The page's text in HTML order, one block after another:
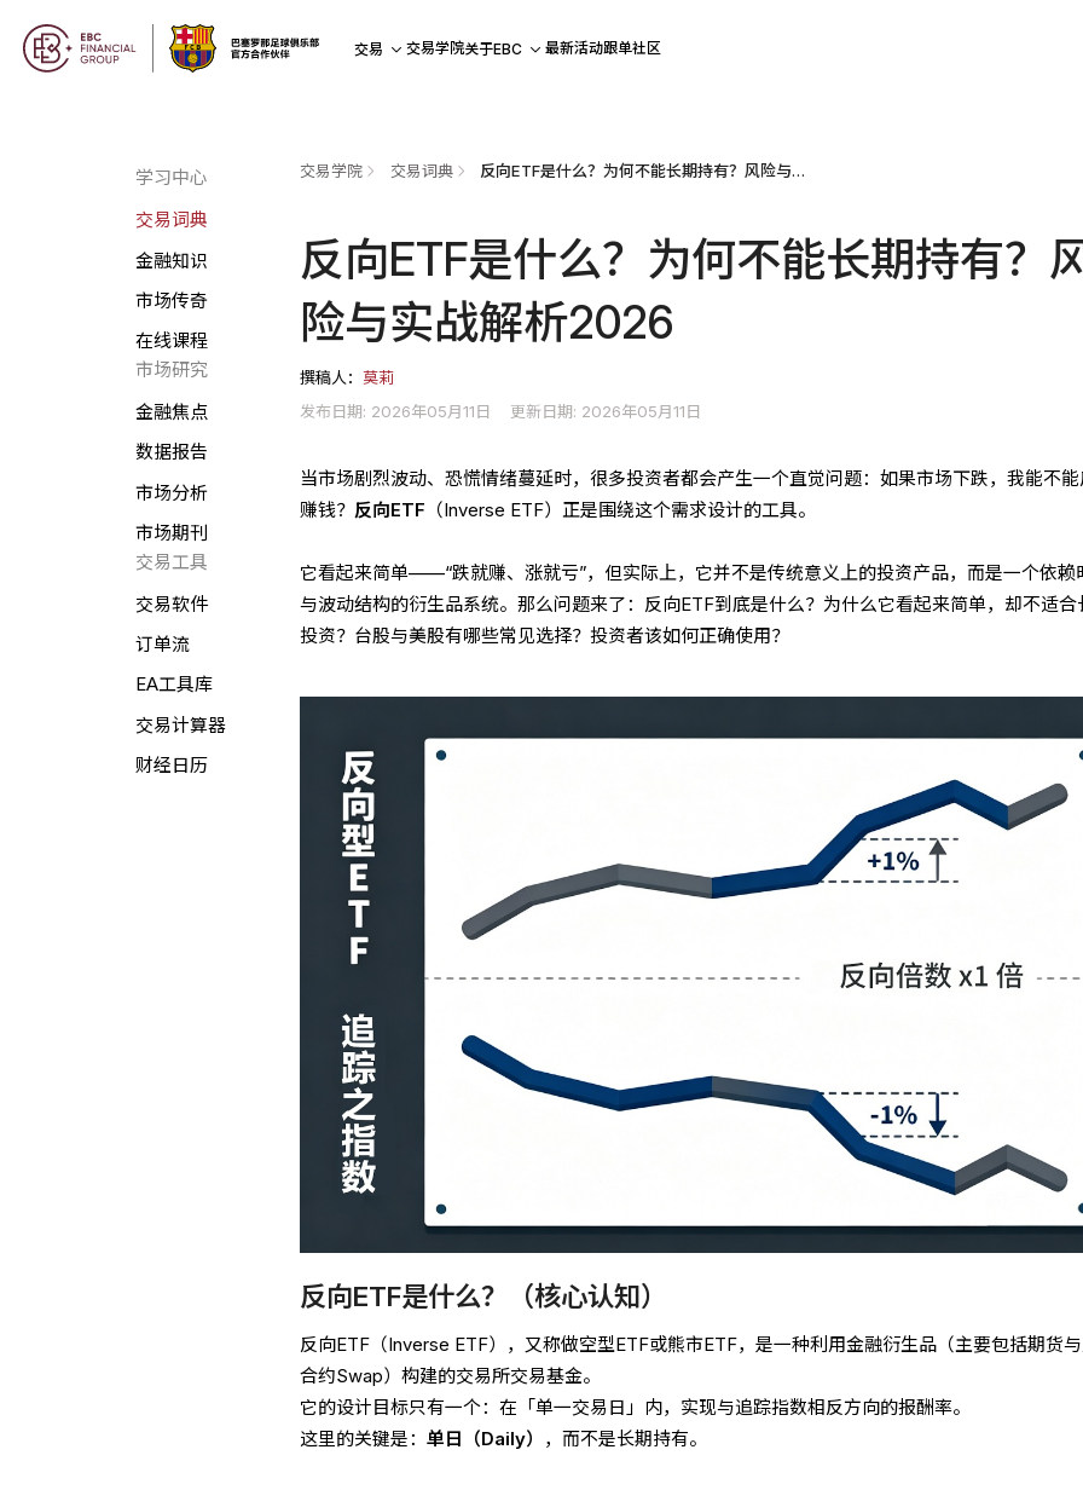
交易 交易学院关于EBC 最新活动跟单社区
学习中心
交易词典
金融知识
市场传奇
在线课程
市场研究
金融焦点
数据报告
市场分析
市场期刊
交易工具
交易软件
订单流
EA工具库
交易计算器
财经日历
交易学院 交易词典 反向ETF是什么？为何不能长期持有？风险与实战解析2026
反向ETF是什么？为何不能长期持有？
险与实战解析2026
撰稿人：莫莉
发布日期: 2026年05月11日
更新日期: 2026年05月11日
当市场剧烈波动、恐慌情绪蔓延时，很多投资者都会产生一个直觉问题：如果市场下跌，我能不
赚钱？ 反向ETF （Inverse ETF）正是围绕这个需求设计的工具。
它看起来简单——“跌就赚、涨就亏”，但实际上，它并不是传统意义上的投资产品，而是一个依赖
与波动结构的衍生品系统。那么问题来了：反向ETF到底是什么？为什么它看起来简单，却不适合
投资？台股与美股有哪些常见选择？投资者该如何正确使用？
反向ETF是什么？（核心认知）
反向ETF（Inverse ETF），又称做空型ETF或熊市ETF，是一种利用金融衍生品（主要包括期货
合约Swap）构建的交易所交易基金。
它的设计目标只有一个：在「单一交易日」内，实现与追踪指数相反方向的报酬率。
这里的关键是：单日（Daily） ，而不是长期持有。